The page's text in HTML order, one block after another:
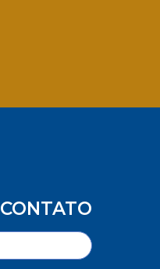
CONTATO